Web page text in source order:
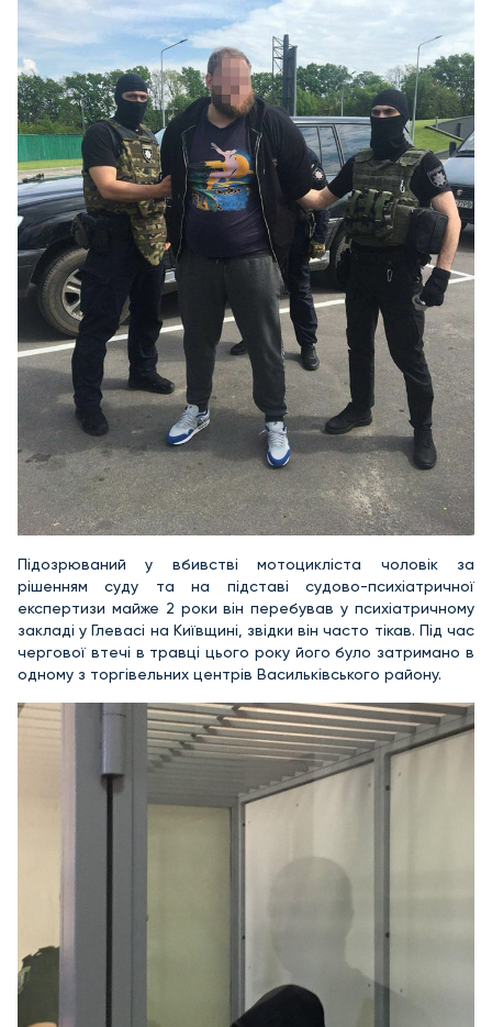
Підозрюваний у вбивстві мотоцикліста чоловік за
рішенням суду та на підставі судово-психіатричної
експертизи майже 2 роки він перебував у психіатричному
закладі у Глевасі на Київщині, звідки він часто тікав. Під час
чергової втечі в травці цього року його було затримано в
одному з торгівельних центрів Васильківського району.